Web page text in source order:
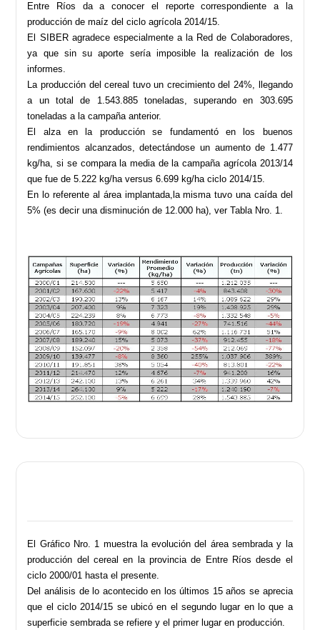
Entre Ríos da a conocer el reporte correspondiente a la
producción de maíz del ciclo agrícola 2014/15.
El SIBER agradece especialmente a la Red de Colaboradores,
ya que sin su aporte sería imposible la realización de los
informes.
La producción del cereal tuvo un crecimiento del 24%, llegando
a un total de 1.543.885 toneladas, superando en 303.695
toneladas a la campaña anterior.
El alza en la producción se fundamentó en los buenos
rendimientos alcanzados, detectándose un aumento de 1.477
kg/ha, si se compara la media de la campaña agrícola 2013/14
que fue de 5.222 kg/ha versus 6.699 kg/ha ciclo 2014/15.
En lo referente al área implantada,la misma tuvo una caída del
5% (es decir una disminución de 12.000 ha), ver Tabla Nro. 1.
El Gráfico Nro. 1 muestra la evolución del área sembrada y la
producción del cereal en la provincia de Entre Ríos desde el
ciclo 2000/01 hasta el presente.
Del análisis de lo acontecido en los últimos 15 años se aprecia
que el ciclo 2014/15 se ubicó en el segundo lugar en lo que a
superficie sembrada se refiere y el primer lugar en producción.